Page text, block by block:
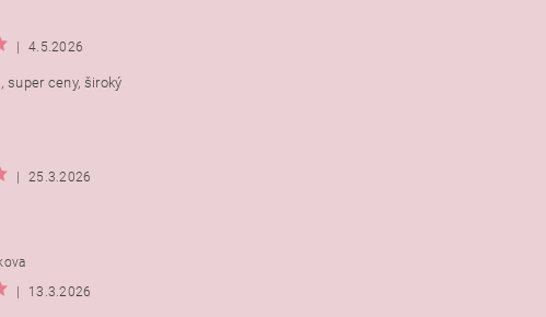
4.5.2026
super ceny, široký
25.3.2026
13.3.2026